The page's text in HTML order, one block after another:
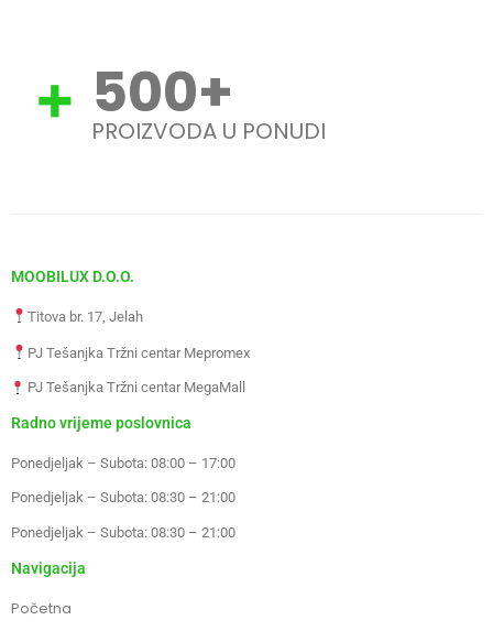
500+
PROIZVODA U PONUDI
MOOBILUX D.O.O.
Titova br. 17, Jelah
PJ Tešanjka Tržni centar Mepromex
PJ Tešanjka Tržni centar MegaMall
Radno vrijeme poslovnica
Ponedjeljak – Subota: 08:00 – 17:00
Ponedjeljak – Subota: 08:30 – 21:00
Ponedjeljak – Subota: 08:30 – 21:00
Navigacija
Početna